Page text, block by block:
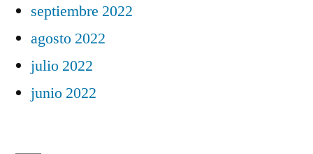
septiembre 2022
agosto 2022
julio 2022
junio 2022